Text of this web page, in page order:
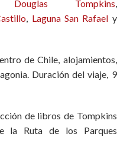
Douglas Tompkins,
, Laguna San Rafael y
de Chile, alojamientos,
Duración del viaje, 9
de libros de Tompkins
la Ruta de los Parques